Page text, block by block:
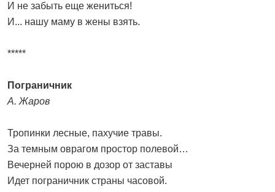
И не забыть еще жениться!
И... нашу маму в жены взять.
*****
Пограничник
А. Жаров
Тропинки лесные, пахучие травы.
За темным оврагом простор полевой…
Вечерней порою в дозор от заставы
Идет пограничник страны часовой.